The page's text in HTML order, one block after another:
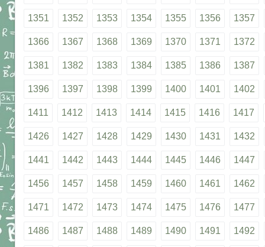
1351 1352 1353 1354 1355 1356 1357
1366 1367 1368 1369 1370 1371 1372
1381 1382 1383 1384 1385 1386 1387
1396 1397 1398 1399 1400 1401 1402
1411 1412 1413 1414 1415 1416 1417
1426 1427 1428 1429 1430 1431 1432
1441 1442 1443 1444 1445 1446 1447
1456 1457 1458 1459 1460 1461 1462
1471 1472 1473 1474 1475 1476 1477
1486 1487 1488 1489 1490 1491 1492